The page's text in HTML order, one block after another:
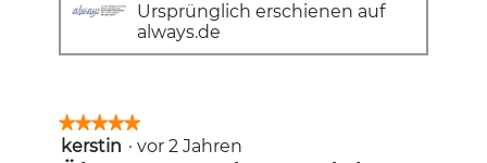
Ursprünglich erschienen auf
always.de
★★★★★
★★★★★
5kerstin · vor 2 Jahren